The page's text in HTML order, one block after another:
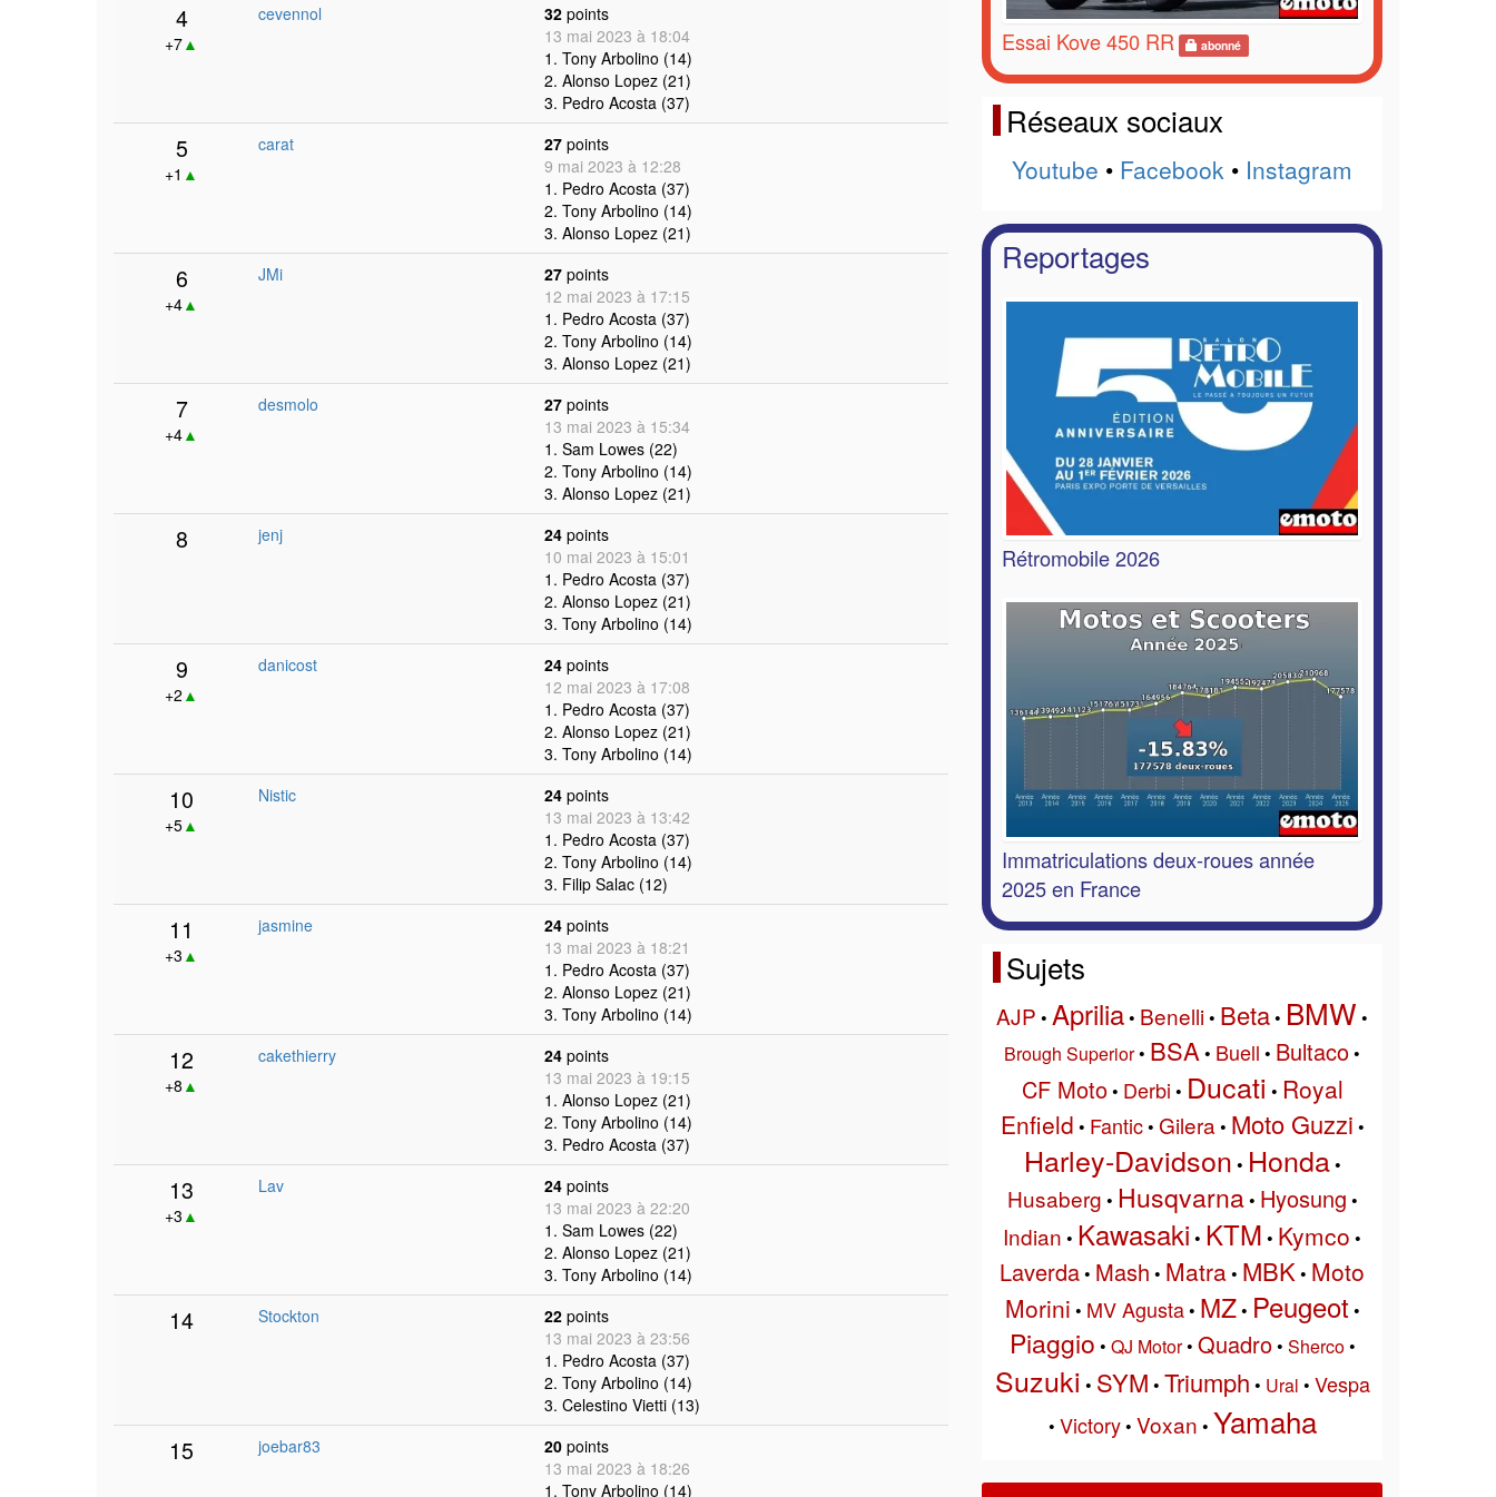
4
+7▲
cevennol 32 points
13 mai 2023 à 18:04
1. Tony Arbolino (14)
2. Alonso Lopez (21)
3. Pedro Acosta (37)
5
+1 ▲
carat 27 points
9 mai 2023 à 12:28
1. Pedro Acosta (37)
2. Tony Arbolino (14)
3. Alonso Lopez (21)
6
+4▲
JMi 27 points
12 mai 2023 à 17:15
1. Pedro Acosta (37)
2. Tony Arbolino (14)
3. Alonso Lopez (21)
7
+4▲
desmolo 27 points
13 mai 2023 à 15:34
1. Sam Lowes (22)
2. Tony Arbolino (14)
3. Alonso Lopez (21)
8 jenj 24 points
10 mai 2023 à 15:01
1. Pedro Acosta (37)
2. Alonso Lopez (21)
3. Tony Arbolino (14)
9
+2 ▲
danicost 24 points
12 mai 2023 à 17:08
1. Pedro Acosta (37)
2. Alonso Lopez (21)
3. Tony Arbolino (14)
10
+5▲
Nistic 24 points
13 mai 2023 à 13:42
1. Pedro Acosta (37)
2. Tony Arbolino (14)
3. Filip Salac (12)
11
+3 ▲
jasmine 24 points
13 mai 2023 à 18:21
1. Pedro Acosta (37)
2. Alonso Lopez (21)
3. Tony Arbolino (14)
12
+8 ▲
cakethierry 24 points
13 mai 2023 à 19:15
1. Alonso Lopez (21)
2. Tony Arbolino (14)
3. Pedro Acosta (37)
13
+3 ▲
Lav 24 points
13 mai 2023 à 22:20
1. Sam Lowes (22)
2. Alonso Lopez (21)
3. Tony Arbolino (14)
14 Stockton 22 points
13 mai 2023 à 23:56
1. Pedro Acosta (37)
2. Tony Arbolino (14)
3. Celestino Vietti (13)
15 joebar83 20 points
13 mai 2023 à 18:26
1. Tony Arbolino (14)
Essai Kove 450 RR abonné
Réseaux sociaux
Youtube • Facebook • Instagram
Reportages
Rétromobile 2026
Immatriculations deux-roues année
2025 en France
Sujets
AJP • Aprilia• Benelli• Beta• BMW •
Brough Superior• BSA • Buell • Bultaco•
CF Moto• Derbi • Ducati • Royal
Enfield • Fantic• Gilera • Moto Guzzi •
Harley-Davidson • Honda•
Husaberg • Husqvarna• Hyosung •
Indian • Kawasaki • KTM • Kymco •
Laverda• Mash • Matra• MBK • Moto
Morini • MV Agusta• MZ• Peugeot •
Piaggio • QJ Motor• Quadro• Sherco•
Suzuki • SYM • Triumph • Ural • Vespa
• Victory• Voxan • Yamaha